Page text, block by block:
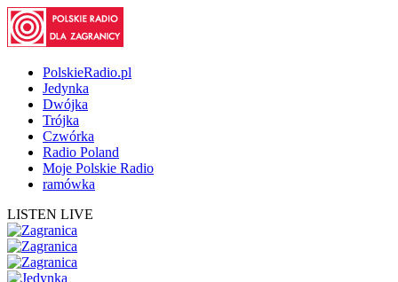
PolskieRadio.pl
Jedynka
Dwójka
Trójka
Czwórka
Radio Poland
Moje Polskie Radio
ramówka
LISTEN LIVE